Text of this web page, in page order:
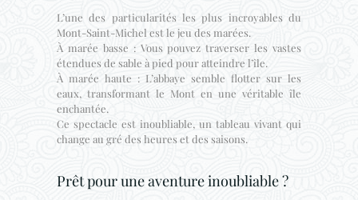
L’une des particularités les plus incroyables du
Mont-Saint-Michel est le jeu des marées.
À marée basse : Vous pouvez traverser les vastes
étendues de sable à pied pour atteindre l’île.
À marée haute : L’abbaye semble flotter sur les
eaux, transformant le Mont en une véritable île
enchantée.
Ce spectacle est inoubliable, un tableau vivant qui
change au gré des heures et des saisons.
Prêt pour une aventure inoubliable ?